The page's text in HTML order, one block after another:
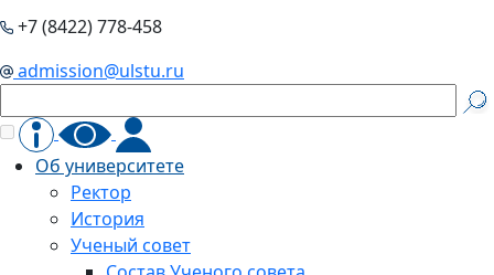
+7 (8422) 778-458
admission@ulstu.ru
Об университете
Ректор
История
Ученый совет